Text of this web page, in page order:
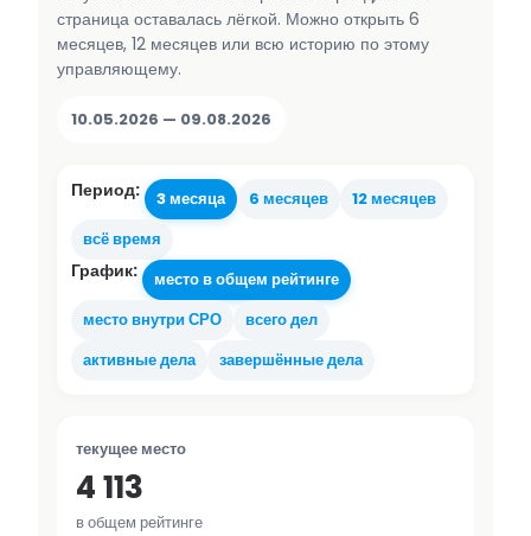
страница оставалась лёгкой. Можно открыть 6
месяцев, 12 месяцев или всю историю по этому
управляющему.
10.05.2026 — 09.08.2026
Период: 3 месяца 6 месяцев
12 месяцев
всё время
График:
место в общем рейтинге
место внутри СРО
всего дел
активные дела
завершённые дела
текущее место
4 113
в общем рейтинге